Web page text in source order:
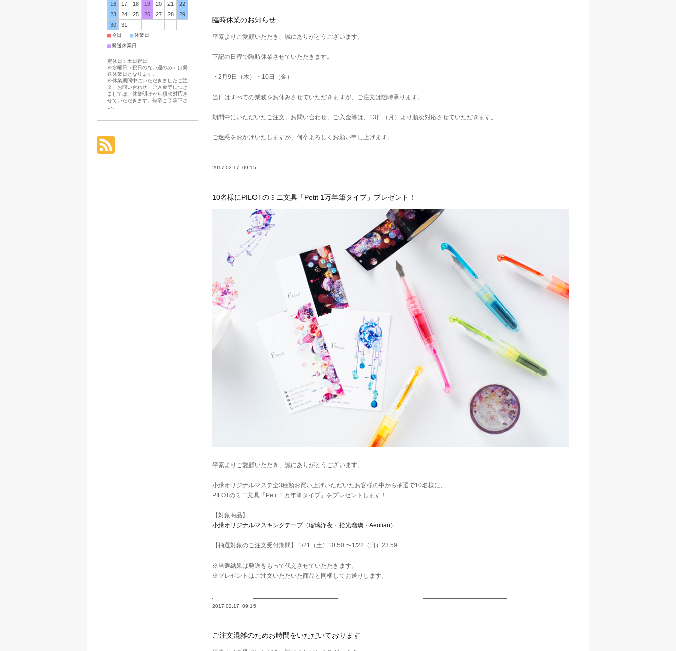
臨時休業のお知らせ
平素よりご愛顧いただき、誠にありがとうございます。
下記の日程で臨時休業させていただきます。
・2月9日（木）・10日（金）
当日はすべての業務をお休みさせていただきますが、ご注文は随時承ります。
期間中にいただいたご注文、お問い合わせ、ご入金等は、13日（月）より順次対応させていただきます。
ご迷惑をおかけいたしますが、何卒よろしくお願い申し上げます。
2017.02.17 09:15
10名様にPILOTのミニ文具「Petit 1万年筆タイプ」プレゼント！
平素よりご愛顧いただき、誠にありがとうございます。
小緑オリジナルマステ全3種類お買い上げいただいたお客様の中から抽選で10名様に、
PILOTのミニ文具「Petit 1 万年筆タイプ」をプレゼントします！
【対象商品】
小緑オリジナルマスキングテープ（瑠璃浄夜・拾光瑠璃・Aeolian）
【抽選対象のご注文受付期間】 1/21（土）10:50 〜1/22（日）23:59
※当選結果は発送をもって代えさせていただきます。
※プレゼントはご注文いただいた商品と同梱してお送りします。
2017.02.17 09:15
ご注文混雑のためお時間をいただいております
16
17 18 19 20 21
22
23
24 25 26 27 28
29
30
31
■今日 ■休業日
■発送休業日
定休日：土日祝日
※水曜日（祝日のない週のみ）は発
送休業日となります。
※休業期間中にいただきましたご注
文、お問い合わせ、ご入金等につき
ましては、休業明けから順次対応さ
せていただきます。何卒ご了承下さ
い。